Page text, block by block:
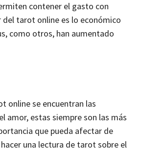
contener el gasto con
del tarot online es lo económico
como otros, han aumentado
online se encuentran las
amor, estas siempre son las más
que pueda afectar de
una lectura de tarot sobre el